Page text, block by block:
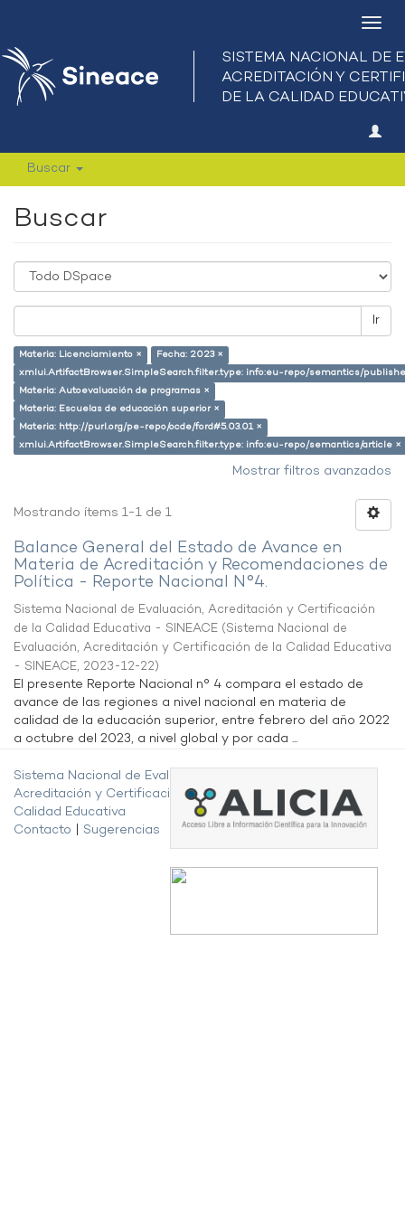
Buscar
Buscar
Ir
Materia: Licenciamiento ×
Fecha: 2023 ×
xmlui.ArtifactBrowser.SimpleSearch.filter.type: info:eu-repo/semantics/
Materia: Autoevaluación de programas ×
Materia: Escuelas de educación superior ×
Materia: http://purl.org/pe-repo/ocde/ford#5.03.01 ×
xmlui.ArtifactBrowser.SimpleSearch.filter.type: info:eu-repo/semantics/article ×
Mostrar filtros avanzados
Mostrando ítems 1-1 de 1
Balance General del Estado de Avance en
Materia de Acreditación y Recomendaciones de
Política - Reporte Nacional N°4.
Sistema Nacional de Evaluación, Acreditación y Certificación
de la Calidad Educativa - SINEACE (Sistema Nacional de
Evaluación, Acreditación y Certificación de la Calidad Educativa
- SINEACE, 2023-12-22)
El presente Reporte Nacional n° 4 compara el estado de
avance de las regiones a nivel nacional en materia de
calidad de la educación superior, entre febrero del año 2022
a octubre del 2023, a nivel global y por cada ...
Sistema Nacional de Evaluación,
Acreditación y Certificación de la
Calidad Educativa
Contacto
Sugerencias